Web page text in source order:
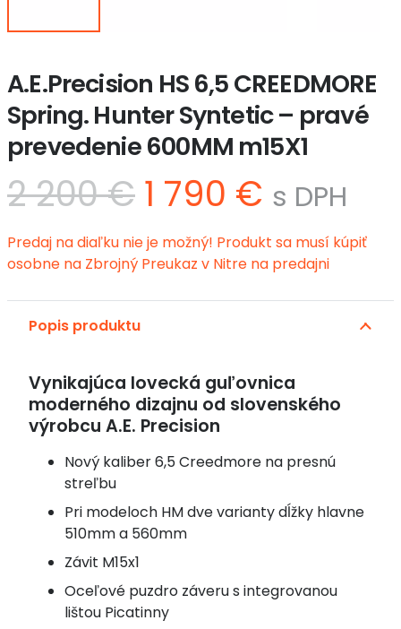
A.E.Precision HS 6,5 CREEDMORE
Spring. Hunter Syntetic – pravé
prevedenie 600MM m15X1
2 200€ Pôvodná
cena
bola:
2
200 €.
1 790 € cena
je:
1
790 €.
s DPH
Predaj na diaľku nie je možný! Produkt sa musí kúpiť
osobne na Zbrojný Preukaz v Nitre na predajni
Popis produktu
Vynikajúca lovecká guľovnica
moderného dizajnu od slovenského
výrobcu A.E. Precision
Nový kaliber 6,5 Creedmore na presnú
streľbu
Pri modeloch HM dve varianty dĺžky hlavne
510mm a 560mm
Závit M15x1
Oceľové puzdro záveru s integrovanou
lištou Picatinny